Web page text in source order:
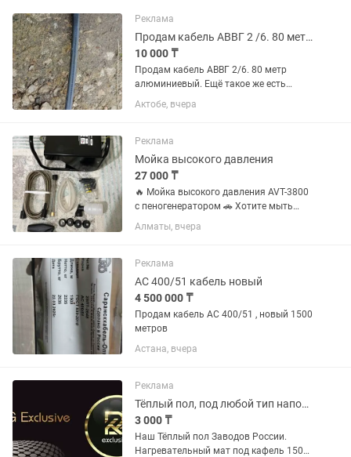
Реклама
Продам кабель АВВГ 2 /6. 80 метр. Алюминий. Ещё Такое есть дный 30 метров.
10 000 ₸
Продам кабель АВВГ 2/6. 80 метр
алюминиевый. Ещё такое же есть
медный 30 метров.
Актобе, вчера
Реклама
Мойка высокого давления
27 000 ₸
🔥 Мойка высокого давления AVT-3800
с пеногенератором 🚗 Хотите мыть
автомобиль как на профессиональной
автомойке и не переплачивать каждый
3800 быстро удаляет грязь,...
Алматы, вчера
Реклама
АС 400/51 кабель новый
4 500 000 ₸
Продам кабель АС 400/51 , новый 1500
метров
Астана, вчера
Реклама
Тёплый пол, под любой тип напольного покрытия.
3 000 ₸
Наш Тёплый пол Заводов России.
Нагревательный мат под кафель 150